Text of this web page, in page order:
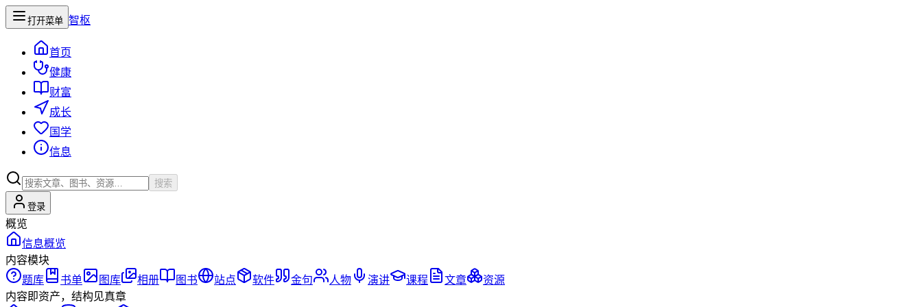
打开菜单 智枢
首页
健康
财富
成长
国学
信息
搜索
登录
概览
信息概览
内容模块
题库
书单 图库 相册 图书 站点 软件 金句 人物 演讲 课程 文章
资源
内容即资产，结构见真章